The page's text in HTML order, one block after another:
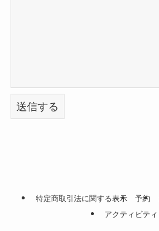
特定商取引法に関する表示 予約
アクティビティ